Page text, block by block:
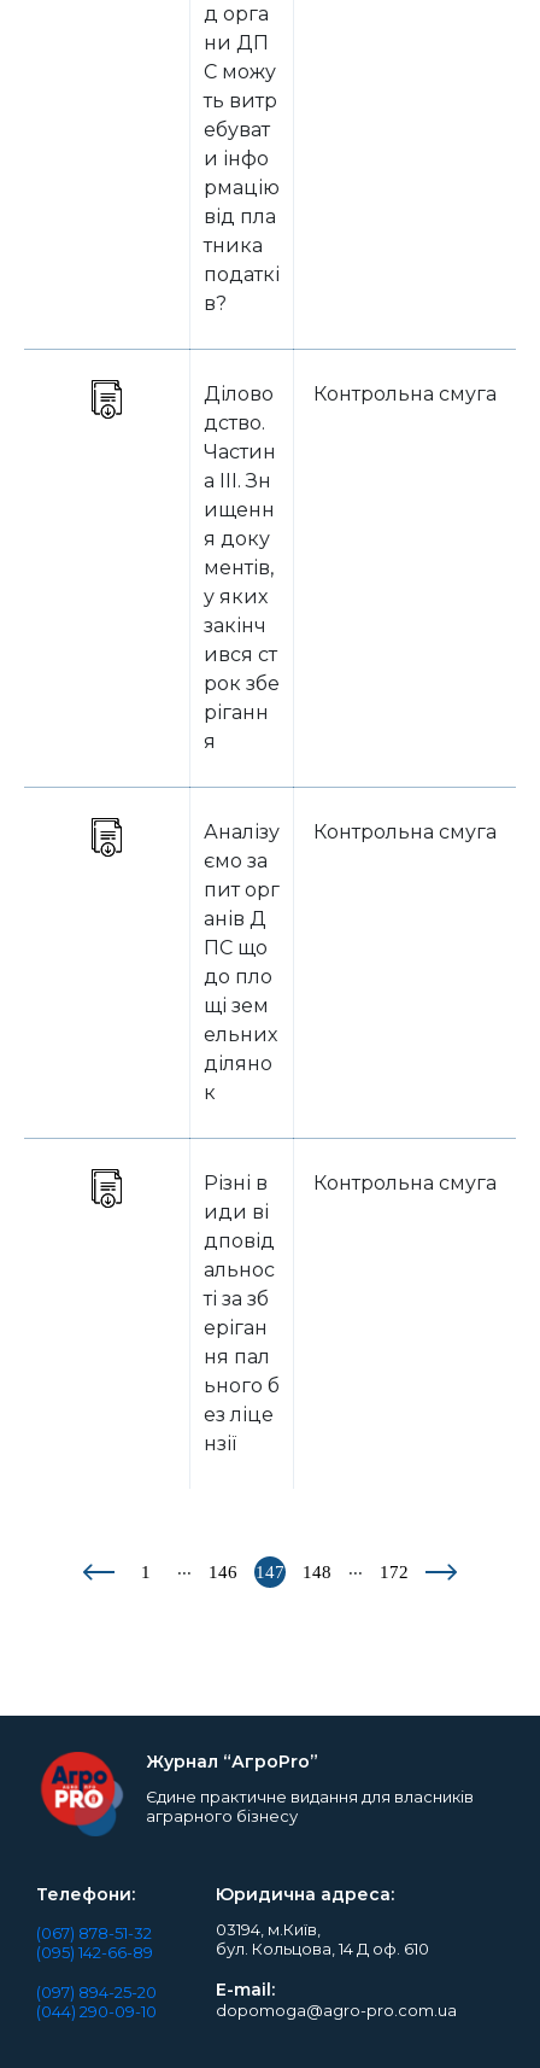
д орга
ни ДП
С можу
ть витр
ебуват
и інфо
рмацію
від пла
тника
податкі
в?
Ділово
дство.
Частин
а ІІІ. Зн
ищенн
я доку
ментів,
у яких
закінч
ився ст
рок збе
ріганн
я
Контрольна смуга
Аналізу
ємо за
пит орг
анів Д
ПС що
до пло
щі зем
ельних
діляно
к
Контрольна смуга
Різні в
иди ві
дповід
альнос
ті за зб
еріган
ня пал
ьного б
ез ліце
нзії
Контрольна смуга
1 ... 146 147 148 ... 172
Журнал “АгроPro”
Єдине практичне видання для власників
аграрного бізнесу
Юридична адреса:
03194, м.Київ,
бул. Кольцова, 14 Д оф. 610
Телефони:
(067) 878-51-32
(095) 142-66-89
(097) 894-25-20
(044) 290-09-10
E-mail:
dopomoga@agro-pro.com.ua